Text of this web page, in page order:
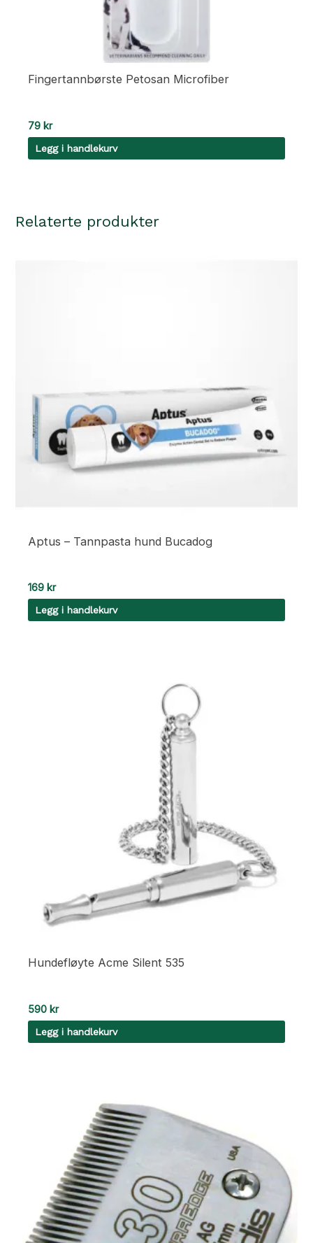
Fingertannbørste Petosan Microfiber
79 kr
Legg i handlekurv
Relaterte produkter
Aptus – Tannpasta hund Bucadog
169 kr
Legg i handlekurv
Hundefløyte Acme Silent 535
590 kr
Legg i handlekurv